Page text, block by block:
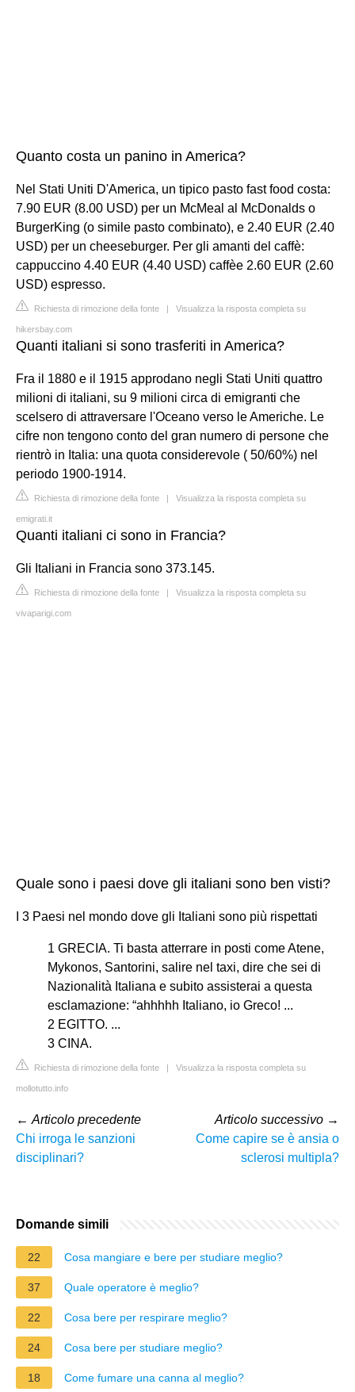
Quanto costa un panino in America?
Nel Stati Uniti D'America, un tipico pasto fast food costa:
7.90 EUR (8.00 USD) per un McMeal al McDonalds o
BurgerKing (o simile pasto combinato), e 2.40 EUR (2.40
USD) per un cheeseburger. Per gli amanti del caffè:
cappuccino 4.40 EUR (4.40 USD) caffèe 2.60 EUR (2.60
USD) espresso.
Richiesta di rimozione della fonte | Visualizza la risposta completa su
hikersbay.com
Quanti italiani si sono trasferiti in America?
Fra il 1880 e il 1915 approdano negli Stati Uniti quattro
milioni di italiani, su 9 milioni circa di emigranti che
scelsero di attraversare l'Oceano verso le Americhe. Le
cifre non tengono conto del gran numero di persone che
rientrò in Italia: una quota considerevole ( 50/60%) nel
periodo 1900-1914.
Richiesta di rimozione della fonte | Visualizza la risposta completa su
emigrati.it
Quanti italiani ci sono in Francia?
Gli Italiani in Francia sono 373.145.
Richiesta di rimozione della fonte | Visualizza la risposta completa su
vivaparigi.com
Quale sono i paesi dove gli italiani sono ben visti?
I 3 Paesi nel mondo dove gli Italiani sono più rispettati
1 GRECIA. Ti basta atterrare in posti come Atene,
Mykonos, Santorini, salire nel taxi, dire che sei di
Nazionalità Italiana e subito assisterai a questa
esclamazione: “ahhhhh Italiano, io Greco! ...
2 EGITTO. ...
3 CINA.
Richiesta di rimozione della fonte | Visualizza la risposta completa su
mollotutto.info
← Articolo precedente
Chi irroga le sanzioni
disciplinari?
Articolo successivo →
Come capire se è ansia o
sclerosi multipla?
Domande simili
22 Cosa mangiare e bere per studiare meglio?
37 Quale operatore è meglio?
22 Cosa bere per respirare meglio?
24 Cosa bere per studiare meglio?
18 Come fumare una canna al meglio?